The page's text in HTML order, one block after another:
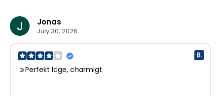
Jonas
July 30, 2026
☺Perfekt läge, charmigt